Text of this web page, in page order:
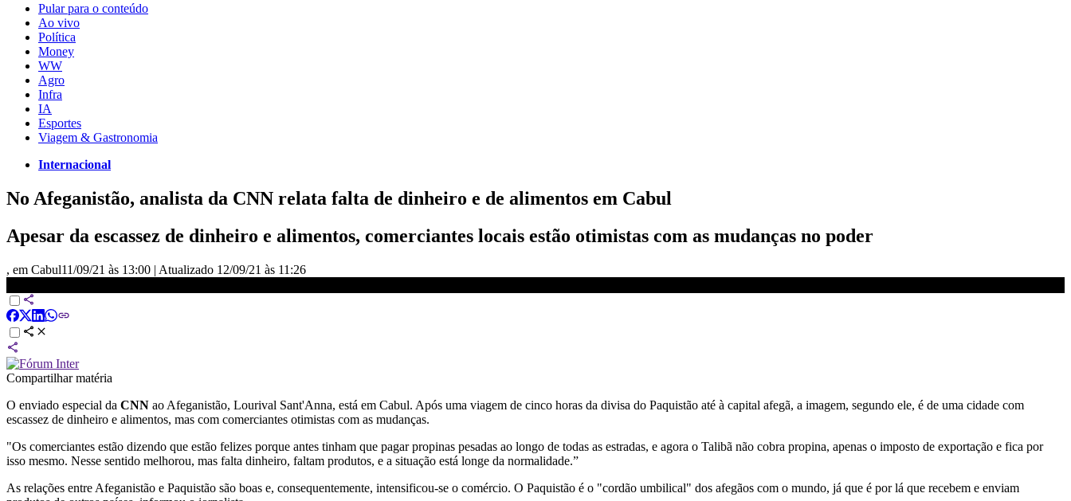
Pular para o conteúdo
Ao vivo
Política
Money
WW
Agro
Infra
IA
Esportes
Viagem & Gastronomia
Internacional
No Afeganistão, analista da CNN relata falta de dinheiro e de alimentos em Cabul
Apesar da escassez de dinheiro e alimentos, comerciantes locais estão otimistas com as mudanças no poder
, em Cabul11/09/21 às 13:00 | Atualizado 12/09/21 às 11:26
Compartilhar matéria
O enviado especial da CNN ao Afeganistão, Lourival Sant'Anna, está em Cabul. Após uma viagem de cinco horas da divisa do Paquistão até à capital afegã, a imagem, segundo ele, é de uma cidade com
escassez de dinheiro e alimentos, mas com comerciantes otimistas com as mudanças.
"Os comerciantes estão dizendo que estão felizes porque antes tinham que pagar propinas pesadas ao longo de todas as estradas, e agora o Talibã não cobra propina, apenas o imposto de exportação e fica por
isso mesmo. Nesse sentido melhorou, mas falta dinheiro, faltam produtos, e a situação está longe da normalidade.”
As relações entre Afeganistão e Paquistão são boas e, consequentemente, intensificou-se o comércio. O Paquistão é o "cordão umbilical" dos afegãos com o mundo, já que é por lá que recebem e enviam